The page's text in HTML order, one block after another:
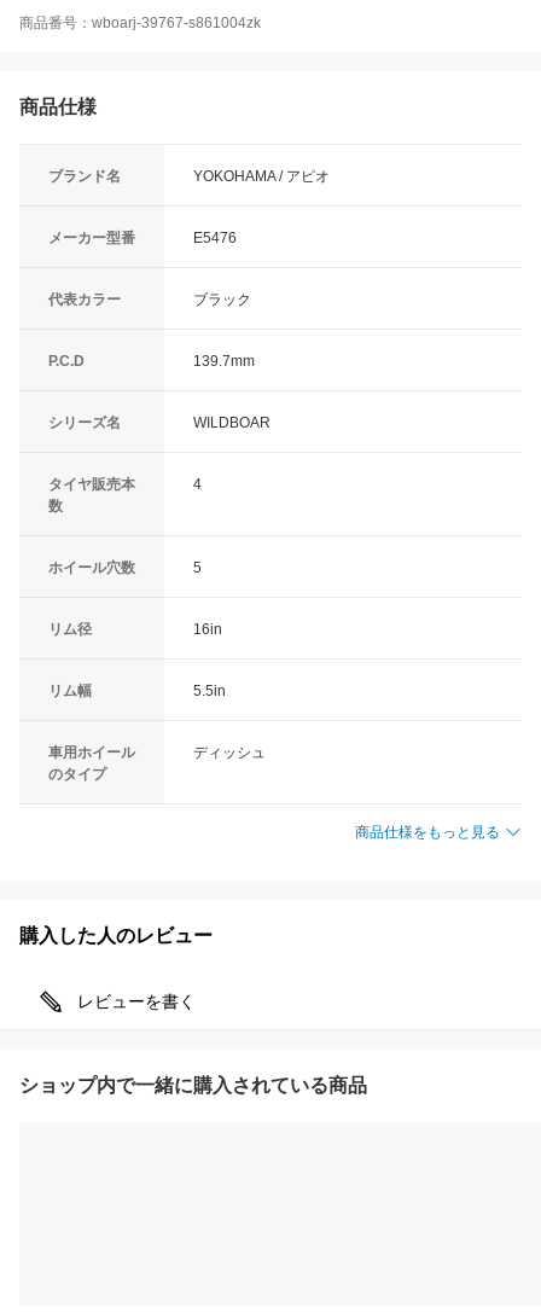
商品番号：wboarj-39767-s861004zk
商品仕様
ブランド名 YOKOHAMA / アピオ
メーカー型番 E5476
代表カラー ブラック
P.C.D 139.7mm
シリーズ名 WILDBOAR
タイヤ販売本
数
4
ホイール穴数 5
リム径 16in
リム幅 5.5in
車用ホイール
のタイプ
ディッシュ
商品仕様をもっと見る
購入した人のレビュー
レビューを書く
ショップ内で一緒に購入されている商品